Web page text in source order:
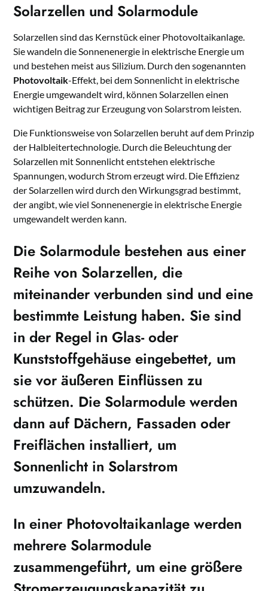
Solarzellen und Solarmodule
Solarzellen sind das Kernstück einer Photovoltaikanlage.
Sie wandeln die Sonnenenergie in elektrische Energie um
und bestehen meist aus Silizium. Durch den sogenannten
Photovoltaik-Effekt, bei dem Sonnenlicht in elektrische
Energie umgewandelt wird, können Solarzellen einen
wichtigen Beitrag zur Erzeugung von Solarstrom leisten.
Die Funktionsweise von Solarzellen beruht auf dem Prinzip
der Halbleitertechnologie. Durch die Beleuchtung der
Solarzellen mit Sonnenlicht entstehen elektrische
Spannungen, wodurch Strom erzeugt wird. Die Effizienz
der Solarzellen wird durch den Wirkungsgrad bestimmt,
der angibt, wie viel Sonnenenergie in elektrische Energie
umgewandelt werden kann.
Die Solarmodule bestehen aus einer
Reihe von Solarzellen, die
miteinander verbunden sind und eine
bestimmte Leistung haben. Sie sind
in der Regel in Glas- oder
Kunststoffgehäuse eingebettet, um
sie vor äußeren Einflüssen zu
schützen. Die Solarmodule werden
dann auf Dächern, Fassaden oder
Freiflächen installiert, um
Sonnenlicht in Solarstrom
umzuwandeln.
In einer Photovoltaikanlage werden
mehrere Solarmodule
zusammengeführt, um eine größere